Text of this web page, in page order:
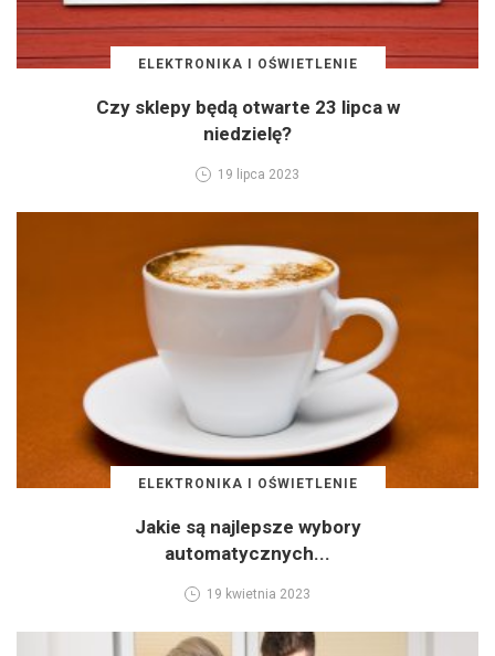
ELEKTRONIKA I OŚWIETLENIE
Czy sklepy będą otwarte 23 lipca w
niedzielę?
19 lipca 2023
ELEKTRONIKA I OŚWIETLENIE
Jakie są najlepsze wybory
automatycznych...
19 kwietnia 2023